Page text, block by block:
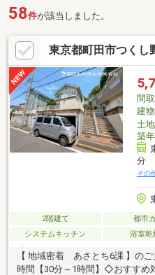
58件が該当しました。
東京都町田市つくし
間
建
土
築
分
その
2階建て 都市
システムキッチン
浴室乾
【 地域密着 あさとち6課 】の
時間【30分～1時間】◇おすすめ